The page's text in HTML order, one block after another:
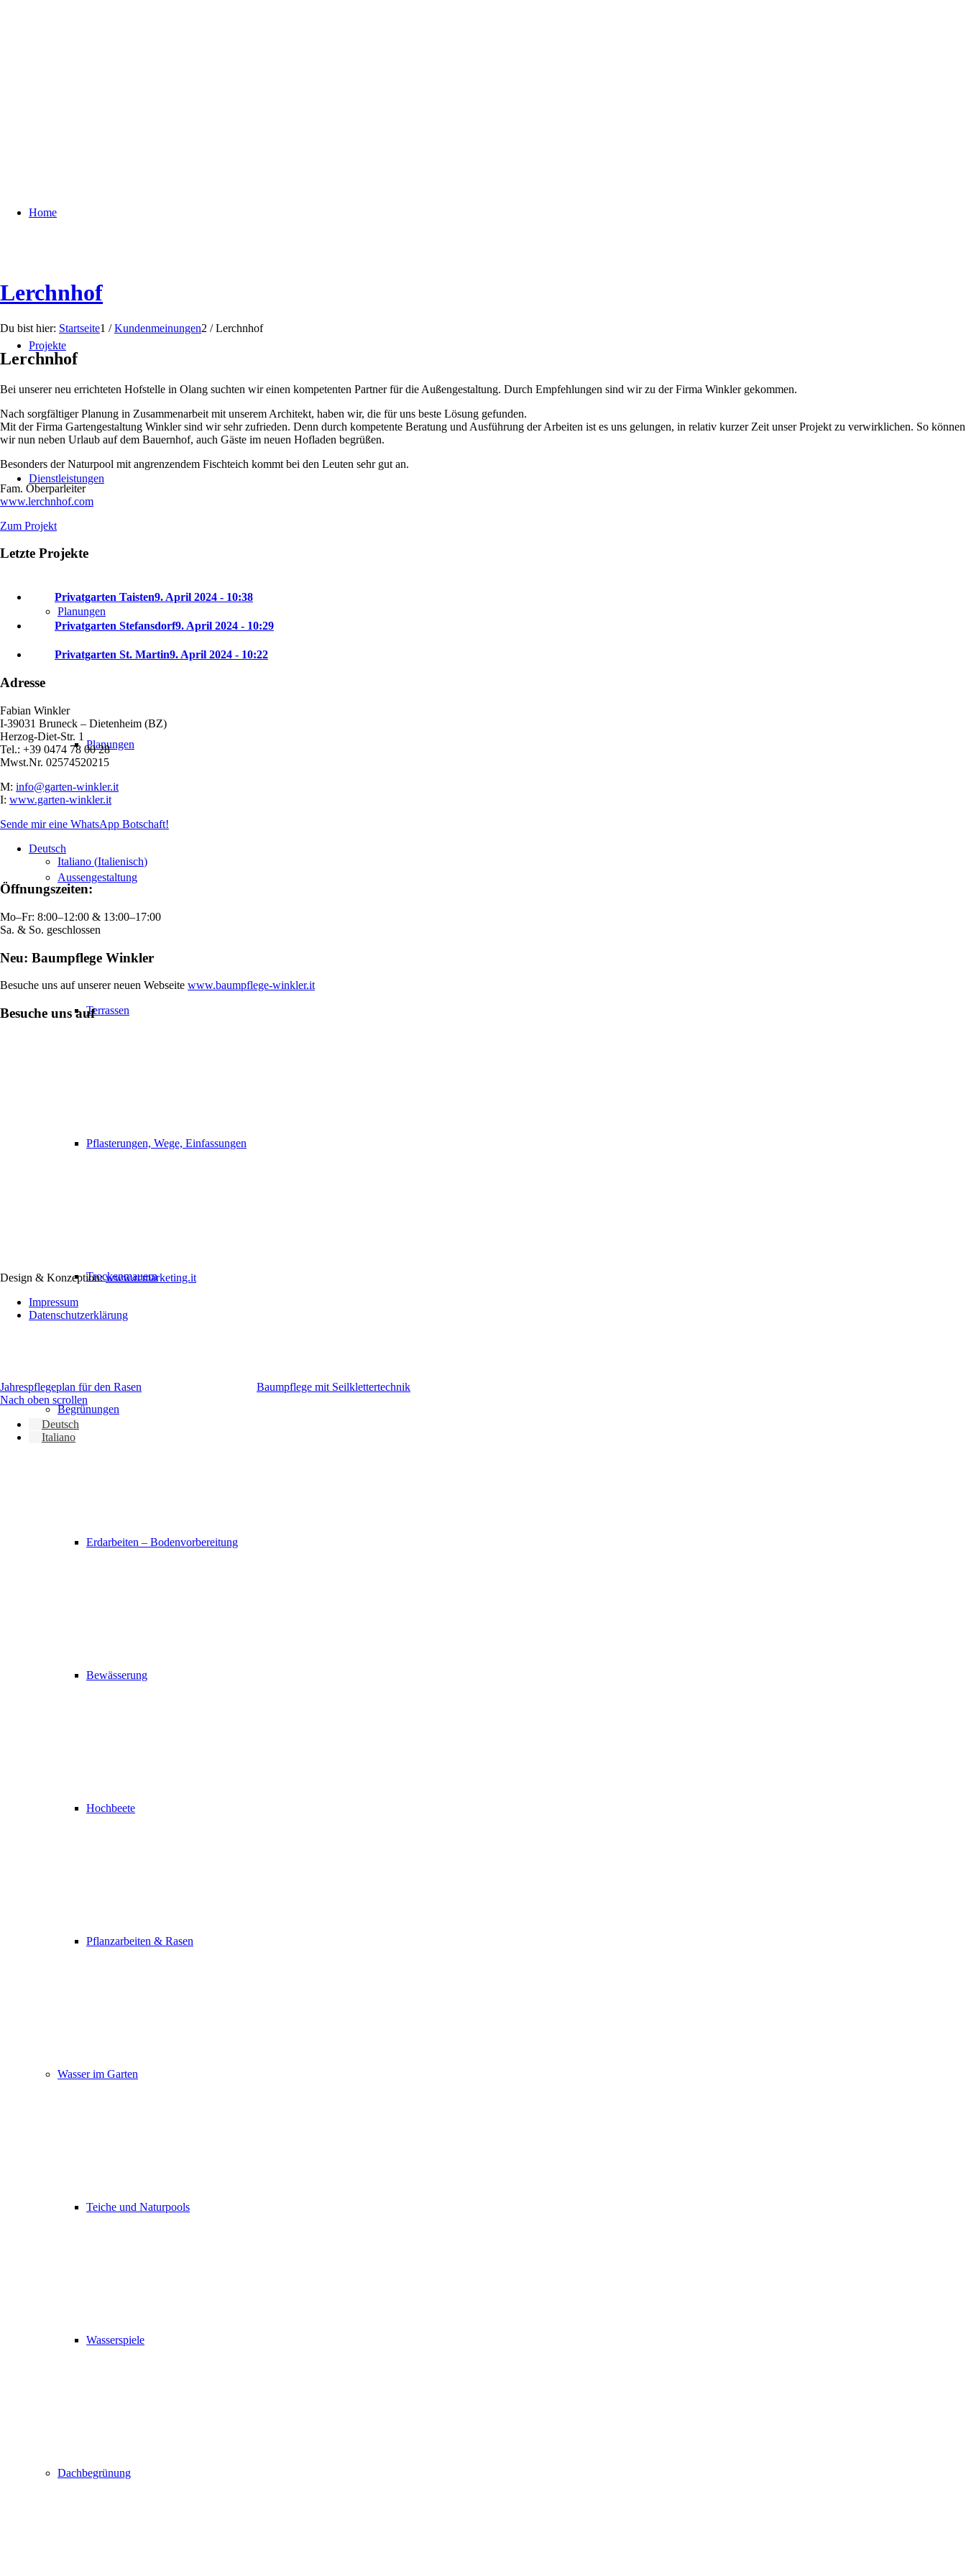
Home
Projekte
Dienstleistungen
Planungen
Planungen
Aussengestaltung
Terrassen
Pflasterungen, Wege, Einfassungen
Trockenmauern
Begrünungen
Erdarbeiten – Bodenvorbereitung
Bewässerung
Hochbeete
Pflanzarbeiten & Rasen
Wasser im Garten
Teiche und Naturpools
Wasserspiele
Dachbegrünung
Lerchnhof
Du bist hier: Startseite1 / Kundenmeinungen2 / Lerchnhof
Lerchnhof
Bei unserer neu errichteten Hofstelle in Olang suchten wir einen kompetenten Partner für die Außengestaltung. Durch Empfehlungen sind wir zu der Firma Winkler gekommen.
Nach sorgfältiger Planung in Zusammenarbeit mit unserem Architekt, haben wir, die für uns beste Lösung gefunden.
Mit der Firma Gartengestaltung Winkler sind wir sehr zufrieden. Denn durch kompetente Beratung und Ausführung der Arbeiten ist es uns gelungen, in relativ kurzer Zeit unser Projekt zu verwirklichen. So können
wir nun neben Urlaub auf dem Bauernhof, auch Gäste im neuen Hofladen begrüßen.
Besonders der Naturpool mit angrenzendem Fischteich kommt bei den Leuten sehr gut an.
Fam. Oberparleiter
www.lerchnhof.com
Zum Projekt
Letzte Projekte
Privatgarten Taisten9. April 2024 - 10:38
Privatgarten Stefansdorf9. April 2024 - 10:29
Privatgarten St. Martin9. April 2024 - 10:22
Adresse
Fabian Winkler
I-39031 Bruneck – Dietenheim (BZ)
Herzog-Diet-Str. 1
Tel.: +39 0474 78 00 28
Mwst.Nr. 02574520215
M: info@garten-winkler.it
I: www.garten-winkler.it
Sende mir eine WhatsApp Botschaft!
Deutsch
Italiano (Italienisch)
Öffnungszeiten:
Mo–Fr: 8:00–12:00 & 13:00–17:00
Sa. & So. geschlossen
Neu: Baumpflege Winkler
Besuche uns auf unserer neuen Webseite www.baumpflege-winkler.it
Besuche uns auf
Design & Konzeption:www.rcmarketing.it
Impressum
Datenschutzerklärung
Jahrespflegeplan für den Rasen
Baumpflege mit Seilklettertechnik
Nach oben scrollen
Deutsch
Italiano